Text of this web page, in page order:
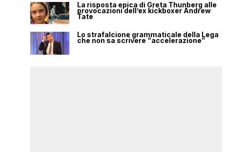
La risposta epica di Greta Thunberg alle
provocazioni dell’ex kickboxer Andrew
Tate
Lo strafalcione grammaticale della Lega
che non sa scrivere “accelerazione”